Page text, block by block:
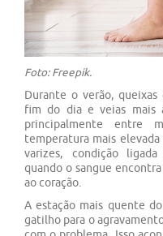
Foto: Freepik.
Durante o verão, queixas
fim do dia e veias mais
principalmente entre
temperatura mais
varizes, condição
quando o sangue
ao coração.
A estação mais quente
gatilho para o